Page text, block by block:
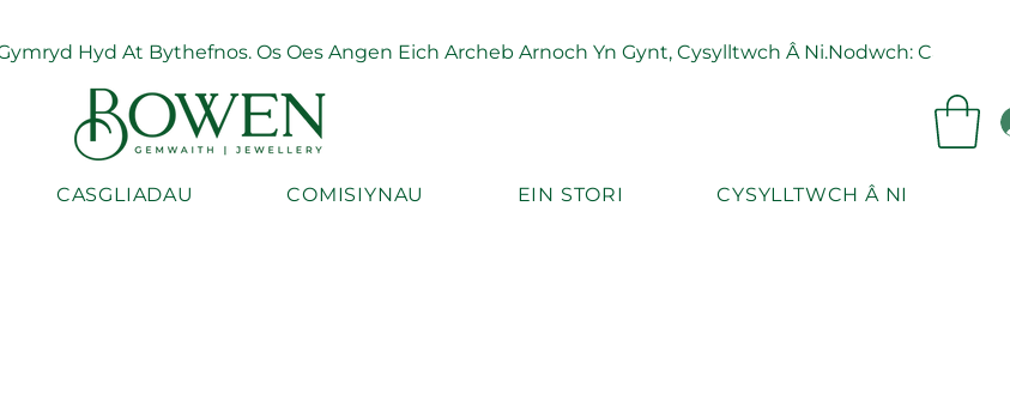
Hyd At Bythefnos. Os Oes Angen Eich Archeb Arnoch Yn Gynt, Cysylltwch Â Ni.
CASGLIADAU COMISIYNAU EIN STORI CYSYLLTWCH Â NI